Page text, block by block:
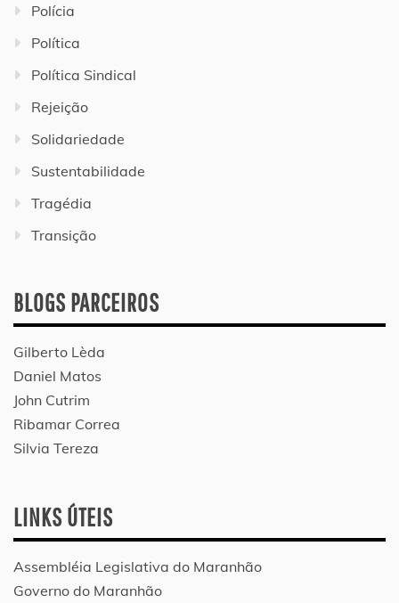
Polícia
Política
Política Sindical
Rejeição
Solidariedade
Sustentabilidade
Tragédia
Transição
BLOGS PARCEIROS
Gilberto Lèda
Daniel Matos
John Cutrim
Ribamar Correa
Silvia Tereza
LINKS ÚTEIS
Assembléia Legislativa do Maranhão
Governo do Maranhão